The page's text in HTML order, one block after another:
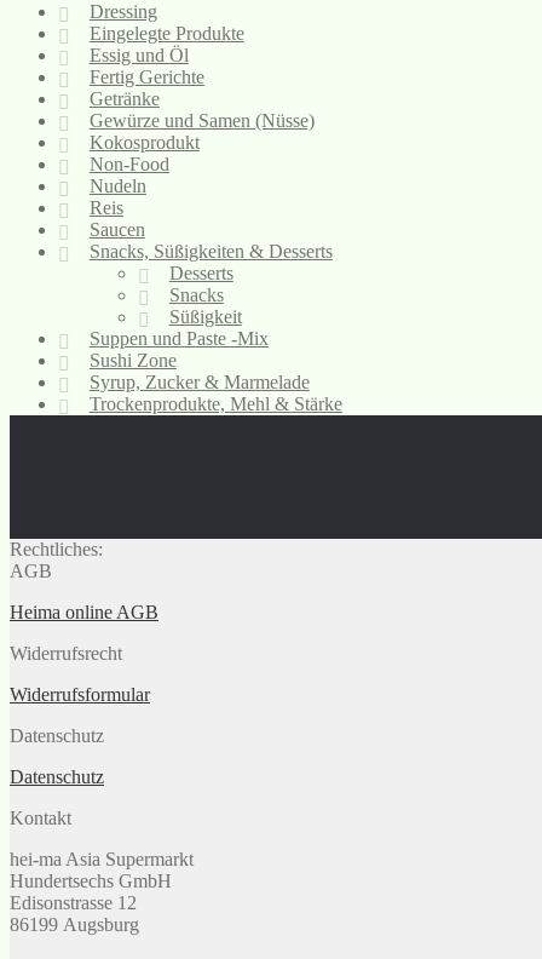
Dressing
Eingelegte Produkte
Essig und Öl
Fertig Gerichte
Getränke
Gewürze und Samen (Nüsse)
Kokosprodukt
Non-Food
Nudeln
Reis
Saucen
Snacks, Süßigkeiten & Desserts
Desserts
Snacks
Süßigkeit
Suppen und Paste -Mix
Sushi Zone
Syrup, Zucker & Marmelade
Trockenprodukte, Mehl & Stärke
Rechtliches:
AGB
Heima online AGB
Widerrufsrecht
Widerrufsformular
Datenschutz
Datenschutz
Kontakt
hei-ma Asia Supermarkt
Hundertsechs GmbH
Edisonstrasse 12
86199 Augsburg